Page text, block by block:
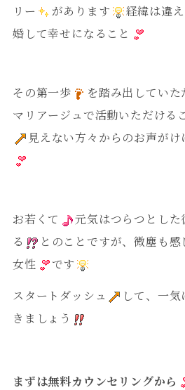
リー
があります 経緯は違
婚して幸せになること
その第一歩
を踏み出してい
マリアージュで活動いただける
見えない方々からのお声が
お若くて 元気はつらつとした
る
とのことですが、微塵も
女性
です
スタートダッシュ
して、一
きましょう
まずは無料カウンセリングから